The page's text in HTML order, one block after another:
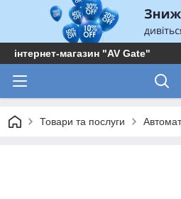
інтернет-магазин "AV Gate"
Товари та послуги